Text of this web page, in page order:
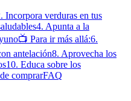
Incorpora verduras en tus
4. Apunta a la
📺 Para ir más allá:6.
antelación8. Aprovecha los
10. Educa sobre los
comprarFAQ